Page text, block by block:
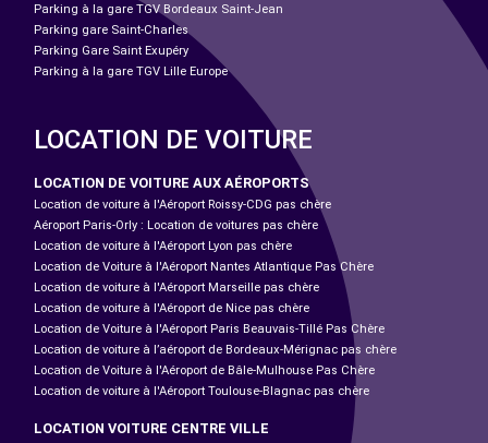
Parking à la gare TGV Bordeaux Saint-Jean
Parking gare Saint-Charles
Parking Gare Saint Exupéry
Parking à la gare TGV Lille Europe
LOCATION DE VOITURE
LOCATION DE VOITURE AUX AÉROPORTS
Location de voiture à l'Aéroport Roissy-CDG pas chère
Aéroport Paris-Orly : Location de voitures pas chère
Location de voiture à l'Aéroport Lyon pas chère
Location de Voiture à l'Aéroport Nantes Atlantique Pas Chère
Location de voiture à l'Aéroport Marseille pas chère
Location de voiture à l'Aéroport de Nice pas chère
Location de Voiture à l'Aéroport Paris Beauvais-Tillé Pas Chère
Location de voiture à l’aéroport de Bordeaux-Mérignac pas chère
Location de Voiture à l'Aéroport de Bâle-Mulhouse Pas Chère
Location de voiture à l'Aéroport Toulouse-Blagnac pas chère
LOCATION VOITURE CENTRE VILLE